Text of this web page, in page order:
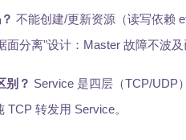
不能创建/更新资源（读写依赖
分离"设计：Master 故障不波及
别？ Service 是四层（TCP/UDP
转发用 Service。